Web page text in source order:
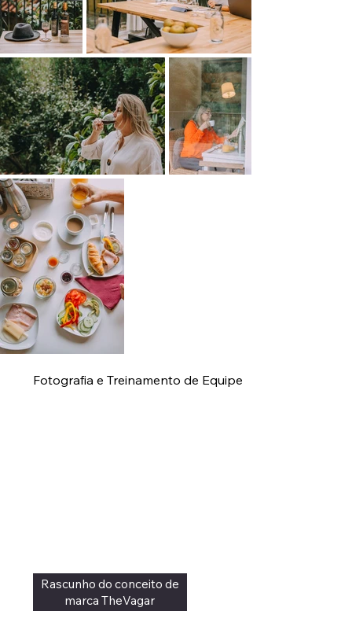
Fotografia e Treinamento de Equipe
Rascunho do conceito de
marca TheVagar